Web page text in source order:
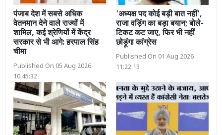
पंजाब देश में सबसे अधिक
वेतनमान देने वाले राज्यों में
शामिल, कई श्रेणियों में केंद्र
सरकार से भी आगे: हरपाल सिंह
चीमा
Published On 05 Aug 2026
10:45:32
'अध्यक्ष पद कोई बड़ी बात नहीं',
राजा वड़िंग का बड़ा बयान; बोले-
टिकट कट जाए, फिर भी नहीं
छोड़ूंगा कांग्रेस
Published On 01 Aug 2026
11:22:13